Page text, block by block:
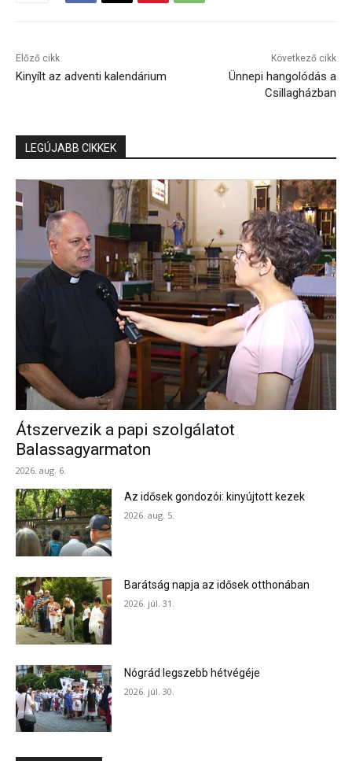
Előző cikk
Kinyílt az adventi kalendárium
Következő cikk
Ünnepi hangolódás a
Csillagházban
LEGÚJABB CIKKEK
Átszervezik a papi szolgálatot
Balassagyarmaton
2026. aug. 6.
Az idősek gondozói: kinyújtott kezek
2026. aug. 5.
Barátság napja az idősek otthonában
2026. júl. 31.
Nógrád legszebb hétvégéje
2026. júl. 30.